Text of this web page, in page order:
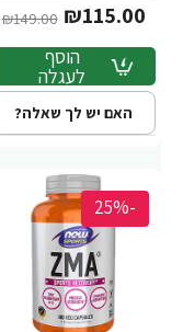
₪115.00
₪149.00
הוסף
לעגלה
האם יש לך שאלה?
-25%